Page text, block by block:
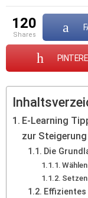
120
shares
E-Learning
zur
Die